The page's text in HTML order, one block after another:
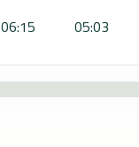
05:03
06:15